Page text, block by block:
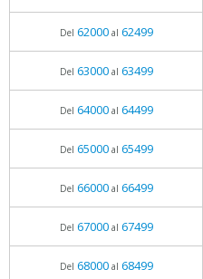
Del 62000al 62499
Del 63000al 63499
Del 64000al 64499
Del 65000al 65499
Del 66000al 66499
Del 67000al 67499
Del 68000al 68499